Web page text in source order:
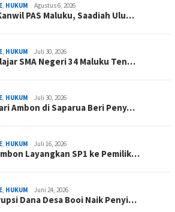
, HUKUM Agustus 6, 2026
PAS Maluku, Saadiah Ulu…
, HUKUM Juli 30, 2026
SMA Negeri 34 Maluku Ten…
, HUKUM Juli 30, 2026
Ambon di Saparua Beri Peny…
, HUKUM Juli 16, 2026
Layangkan SP1 ke Pemilik…
, HUKUM Juni 24, 2026
Dana Desa Booi Naik Penyi…